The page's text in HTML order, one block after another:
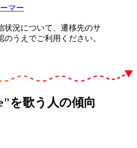
マー
況について、遷移先のサ
うえでご利用ください。
を歌う人の傾向